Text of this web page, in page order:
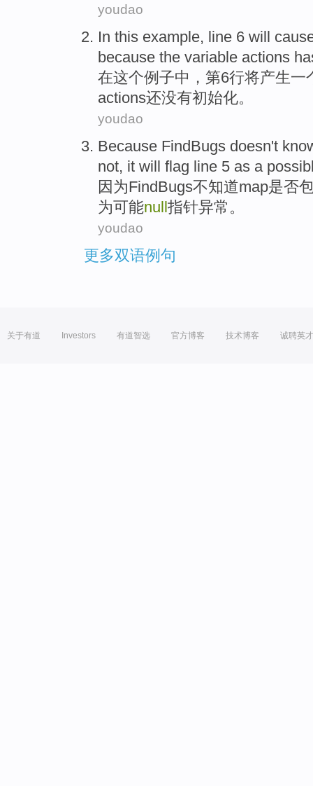
youdao
In this example, line 6 will
because the variable actions
在这个例子中， 第6行将产生一
actions还没有初始化。
youdao
Because FindBugs doesn't
not, it will flag line 5 as a
因为FindBugs不知道map是否
为可能null指针异常 。
youdao
更多双语例句
关于有道 Investors 有道智选 官方博客 技术博客 诚聘英才